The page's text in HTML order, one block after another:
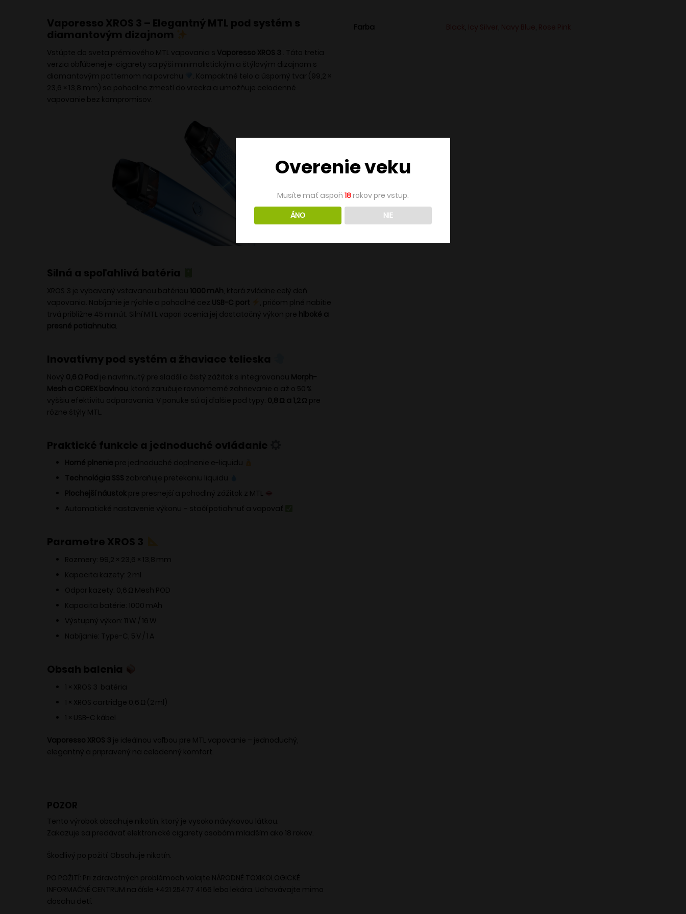
Vaporesso XROS 3 – Elegantný MTL pod systém s
diamantovým dizajnom
Vstúpte do sveta prémiového MTL vapovania s Vaporesso XROS 3 . Táto tretia
verzia obľúbenej e-cigarety sa pýši minimalistickým a štýlovým dizajnom s
diamantovým patternom na povrchu
. Kompaktné telo a úsporný tvar (99,2 ×
23,6 × 13,8 mm) sa pohodlne zmestí do vrecka a umožňuje celodenné
vapovanie bez kompromisov.
Silná a spoľahlivá batéria
XROS 3 je vybavený vstavanou batériou 1000 mAh , ktorá zvládne celý deň
vapovania. Nabíjanie je rýchle a pohodlné cez USB-C port
, pričom plné nabitie
trvá približne 45 minút. Silní MTL vapori ocenia jej dostatočný výkon pre hlboké a
presné potiahnutia.
Inovatívny pod systém a žhaviace telieska
Nový 0,6 Ω Pod je navrhnutý pre sladší a čistý zážitok s integrovanou Morph-
Mesh a COREX bavlnou , ktorá zaručuje rovnomerné zahrievanie a až o 50 %
vyššiu efektivitu odparovania. V ponuke sú aj ďalšie pod typy: 0,8 Ω a 1,2 Ω pre
rôzne štýly MTL.
Praktické funkcie a jednoduché ovládanie
Horné plnenie pre jednoduché doplnenie e-liquidu
Technológia SSS zabraňuje pretekaniu liquidu
Plochejší náustok pre presnejší a pohodlný zážitok z MTL
Automatické nastavenie výkonu – stačí potiahnuť a vapovať
Parametre XROS 3
Rozmery: 99,2 × 23,6 × 13,8 mm
Kapacita kazety: 2 ml
Odpor kazety: 0,6 Ω Mesh POD
Kapacita batérie: 1000 mAh
Výstupný výkon: 11 W / 16 W
Nabíjanie: Type-C, 5 V / 1 A
Obsah balenia
1 × XROS 3 batéria
1 × XROS cartridge 0,6 Ω (2 ml)
1 × USB-C kábel
Vaporesso XROS 3 je ideálnou voľbou pre MTL vapovanie – jednoduchý,
elegantný a pripravený na celodenný komfort.
POZOR
Tento výrobok obsahuje nikotín, ktorý je vysoko návykovou látkou.
Zakazuje sa predávať elektronické cigarety osobám mladším ako 18 rokov.
Škodlivý po požití. Obsahuje nikotín.
PO POŽITÍ: Pri zdravotných problémoch volajte NÁRODNÉ TOXIKOLOGICKÉ
INFORMAČNÉ CENTRUM na čísle +421 25477 4166 lebo lekára. Uchovávajte mimo
dosahu detí.
Farba
Overenie veku
Musíte mať aspoň 18rokov pre vstup.
ÁNO
NIE